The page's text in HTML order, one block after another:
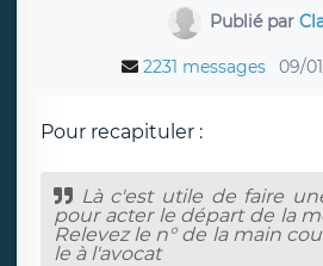
Publié par
2231 messages 09/
Pour recapituler :
Là c'est utile de faire
pour acter le départ de la
Relevez le n° de la main
le à l'avocat